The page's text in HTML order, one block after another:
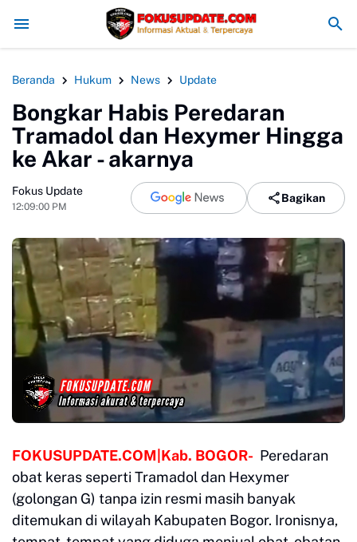
Redam Konflik, Kapolres Bogor Minta PT PMC Tunda Aktivitas
Beranda Hukum News Update
Bongkar Habis Peredaran
Tramadol dan Hexymer Hingga
ke Akar - akarnya
Fokus Update
12:09:00 PM
Bagikan
FOKUSUPDATE.COM|Kab. BOGOR- Peredaran
obat keras seperti Tramadol dan Hexymer
(golongan G) tanpa izin resmi masih banyak
ditemukan di wilayah Kabupaten Bogor. Ironisnya,